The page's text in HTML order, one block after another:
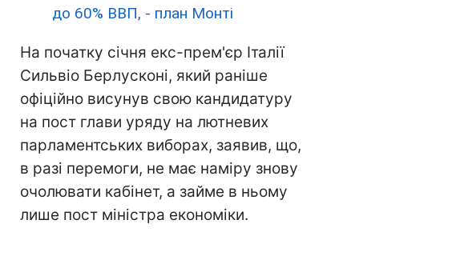
до 60% ВВП, - план Монті
На початку січня екс-прем'єр Італії
Сильвіо Берлусконі, який раніше
офіційно висунув свою кандидатуру
на пост глави уряду на лютневих
парламентських виборах, заявив, що,
в разі перемоги, не має наміру знову
очолювати кабінет, а займе в ньому
лише пост міністра економіки.